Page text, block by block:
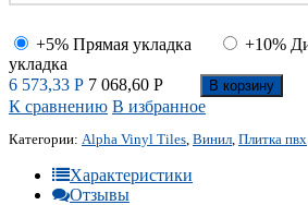
+5% Прямая укладка
+10%
укладка
6 573,33 Р 7 068,60 Р В корзину
К сравнению В избранное
Категории: Alpha Vinyl Tiles Винил Плитка пвх
Характеристики
Отзывы